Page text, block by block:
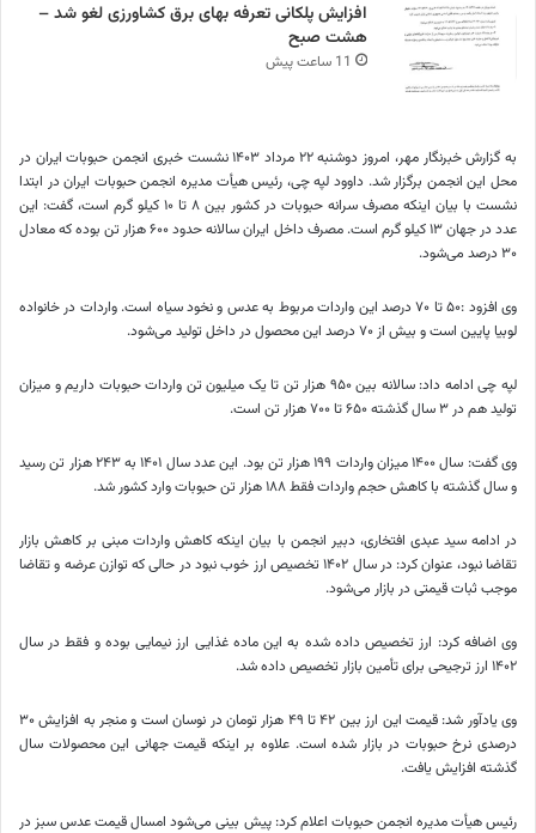
افزایش پلکانی تعرفه بهای برق کشاورزی لغو شد –
هشت صبح
11 ساعت پیش
به گزارش خبرنگار مهر، امروز دوشنبه ۲۲ مرداد ۱۴۰۳ نشست خبری انجمن حبوبات ایران در
محل این انجمن برگزار شد. داوود لپه چی، رئیس هیأت مدیره انجمن حبوبات ایران در ابتدا
نشست با بیان اینکه مصرف سرانه حبوبات در کشور بین ۸ تا ۱۰ کیلو گرم است، گفت: این
عدد در جهان ۱۳ کیلو گرم است. مصرف داخل ایران سالانه حدود ۶۰۰ هزار تن بوده که معادل
۳۰ درصد می‌شود.
وی افزود :۵۰ تا ۷۰ درصد این واردات مربوط به عدس و نخود سیاه است. واردات در خانواده
لوبیا پایین است و بیش از ۷۰ درصد این محصول در داخل تولید می‌شود.
لپه چی ادامه داد: سالانه بین ۹۵۰ هزار تن تا یک میلیون تن واردات حبوبات داریم و میزان
تولید هم در ۳ سال گذشته ۶۵۰ تا ۷۰۰ هزار تن است.
وی گفت: سال ۱۴۰۰ میزان واردات ۱۹۹ هزار تن بود. این عدد سال ۱۴۰۱ به ۲۴۳ هزار تن رسید
و سال گذشته با کاهش حجم واردات فقط ۱۸۸ هزار تن حبوبات وارد کشور شد.
در ادامه سید عبدی افتخاری، دبیر انجمن با بیان اینکه کاهش واردات مبنی بر کاهش بازار
تقاضا نبود، عنوان کرد: در سال ۱۴۰۲ تخصیص ارز خوب نبود در حالی که توازن عرضه و تقاضا
موجب ثبات قیمتی در بازار می‌شود.
وی اضافه کرد: ارز تخصیص داده شده به این ماده غذایی ارز نیمایی بوده و فقط در سال
۱۴۰۲ ارز ترجیحی برای تأمین بازار تخصیص داده شد.
وی یادآور شد: قیمت این ارز بین ۴۲ تا ۴۹ هزار تومان در نوسان است و منجر به افزایش ۳۰
درصدی نرخ حبوبات در بازار شده است. علاوه بر اینکه قیمت جهانی این محصولات سال
گذشته افزایش یافت.
رئیس هیأت مدیره انجمن حبوبات اعلام کرد: پیش بینی می‌شود امسال قیمت عدس سبز در